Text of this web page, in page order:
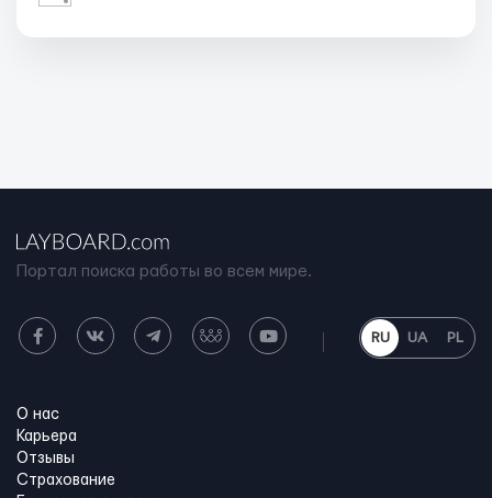
Портал поиска работы во всем мире.
RU UA PL
О нас
Карьера
Отзывы
Страхование